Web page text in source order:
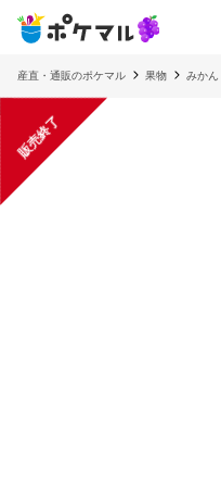
産直・通販のポケマル 果物 みかん
販売終了